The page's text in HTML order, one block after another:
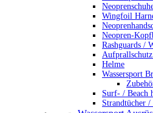
Wingfoil
Neopren-
Rashguards /
Helme
Wassersport
Surf- / Beach
Strandtücher /